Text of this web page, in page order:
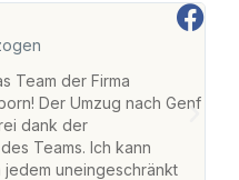
Team der Firma
Der Umzug nach Genf
dank der
Teams. Ich kann
uneingeschränkt